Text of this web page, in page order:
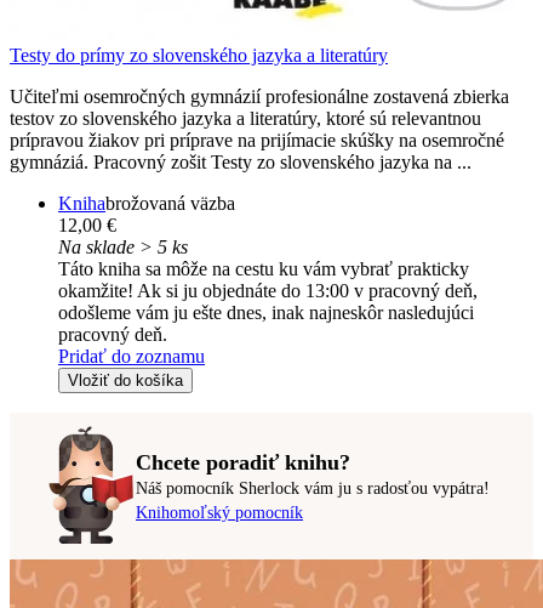
Testy do prímy zo slovenského jazyka a literatúry
Učiteľmi osemročných gymnázií profesionálne zostavená zbierka
testov zo slovenského jazyka a literatúry, ktoré sú relevantnou
prípravou žiakov pri príprave na prijímacie skúšky na osemročné
gymnáziá. Pracovný zošit Testy zo slovenského jazyka na ...
Knihabrožovaná väzba
12,00 €
Na sklade > 5 ks
Táto kniha sa môže na cestu ku vám vybrať prakticky
okamžite! Ak si ju objednáte do 13:00 v pracovný deň,
odošleme vám ju ešte dnes, inak najneskôr nasledujúci
pracovný deň.
Pridať do zoznamu
Vložiť do košíka
Chcete poradiť knihu?
Náš pomocník Sherlock vám ju s radosťou vypátra!
Knihomoľský pomocník